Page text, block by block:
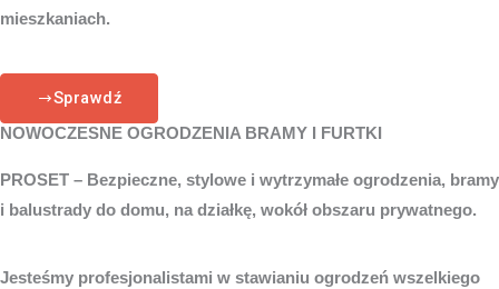
mieszkaniach.
Sprawdź
NOWOCZESNE OGRODZENIA BRAMY I FURTKI
PROSET – Bezpieczne, stylowe i wytrzymałe ogrodzenia, bramy
i balustrady do domu, na działkę, wokół obszaru prywatnego.
Jesteśmy profesjonalistami w stawianiu ogrodzeń wszelkiego